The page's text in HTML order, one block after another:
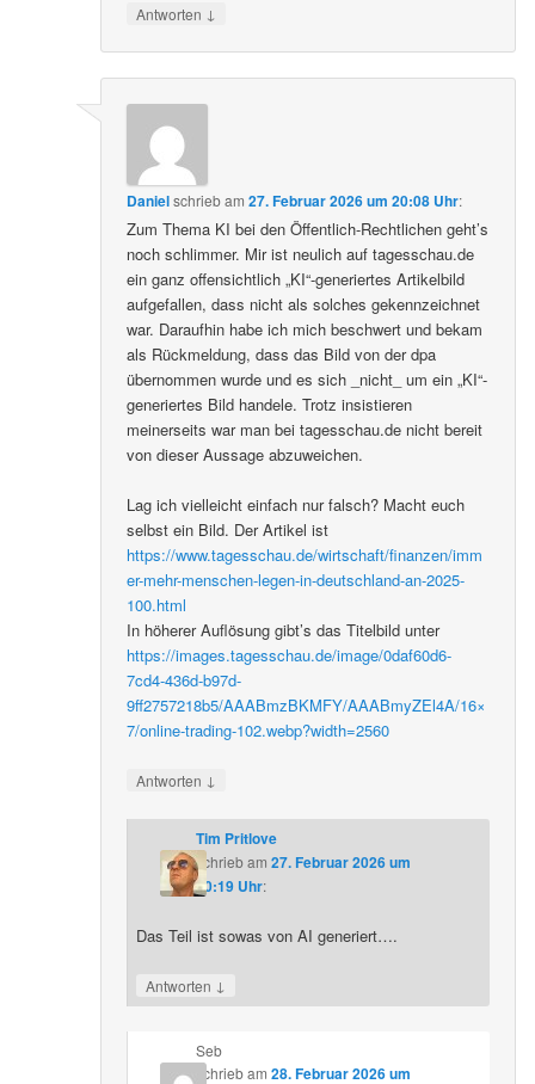
Antworten ↓
Danielschriebam27. Februar 2026 um 20:08 Uhr:
Zum Thema KI bei den Öffentlich-Rechtlichen geht’s
noch schlimmer. Mir ist neulich auf tagesschau.de
ein ganz offensichtlich „KI“-generiertes Artikelbild
aufgefallen, dass nicht als solches gekennzeichnet
war. Daraufhin habe ich mich beschwert und bekam
als Rückmeldung, dass das Bild von der dpa
übernommen wurde und es sich _nicht_ um ein „KI“-
generiertes Bild handele. Trotz insistieren
meinerseits war man bei tagesschau.de nicht bereit
von dieser Aussage abzuweichen.
Lag ich vielleicht einfach nur falsch? Macht euch
selbst ein Bild. Der Artikel ist
https://www.tagesschau.de/wirtschaft/finanzen/imm
er-mehr-menschen-legen-in-deutschland-an-2025-
100.html
In höherer Auflösung gibt’s das Titelbild unter
https://images.tagesschau.de/image/0daf60d6-
7cd4-436d-b97d-
9ff2757218b5/AAABmzBKMFY/AAABmyZEl4A/16×
7/online-trading-102.webp?width=2560
Antworten ↓
Tim Pritlove
schriebam 27. Februar 2026 um
20:19 Uhr:
Das Teil ist sowas von AI generiert….
Antworten ↓
Seb
schriebam 28. Februar 2026 um